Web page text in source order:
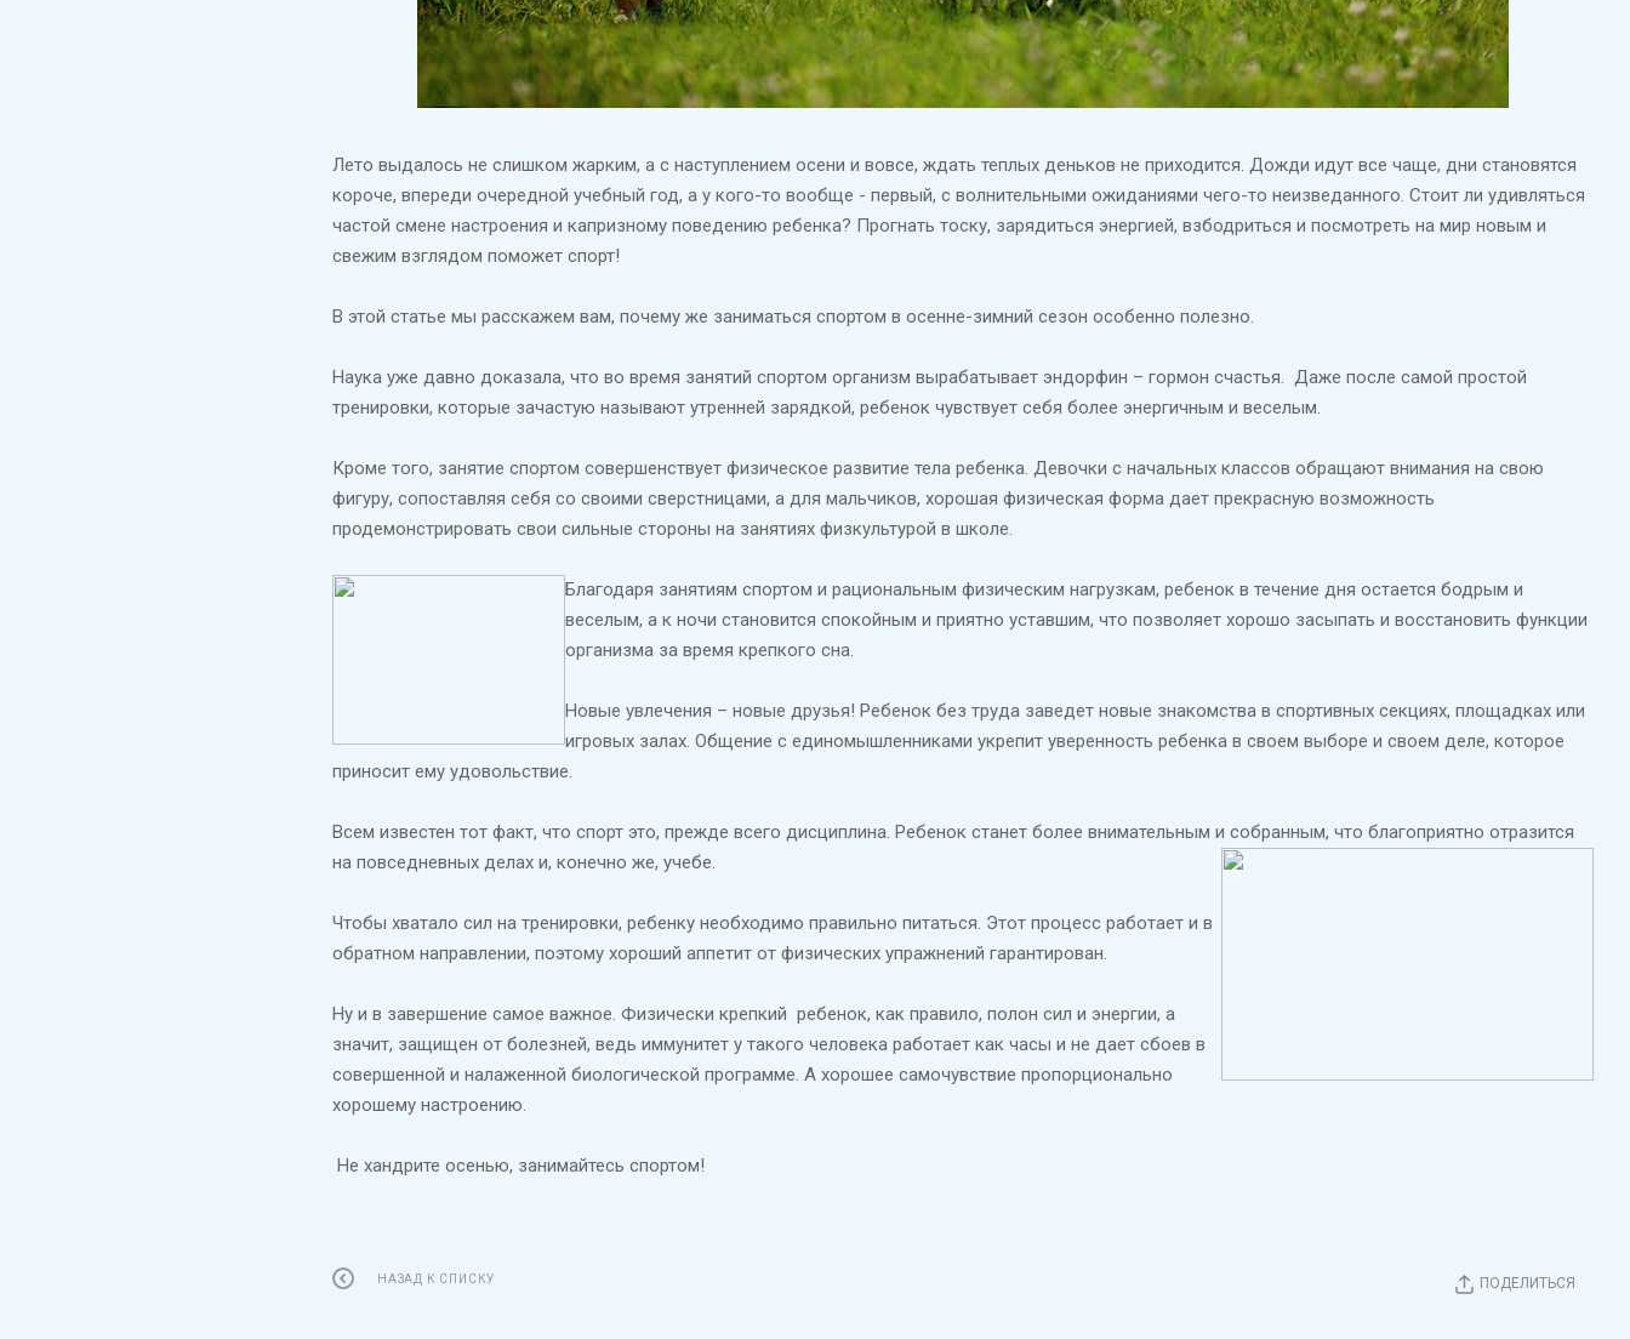
Лето выдалось не слишком жарким, а с наступлением осени и вовсе, ждать теплых деньков не приходится. Дожди идут все чаще, дни становятся
короче, впереди очередной учебный год, а у кого-то вообще - первый, с волнительными ожиданиями чего-то неизведанного. Стоит ли удивляться
частой смене настроения и капризному поведению ребенка? Прогнать тоску, зарядиться энергией, взбодриться и посмотреть на мир новым и
свежим взглядом поможет спорт!
В этой статье мы расскажем вам, почему же заниматься спортом в осенне-зимний сезон особенно полезно.
Наука уже давно доказала, что во время занятий спортом организм вырабатывает эндорфин – гормон счастья. Даже после самой простой
тренировки, которые зачастую называют утренней зарядкой, ребенок чувствует себя более энергичным и веселым.
Кроме того, занятие спортом совершенствует физическое развитие тела ребенка. Девочки с начальных классов обращают внимания на свою
фигуру, сопоставляя себя со своими сверстницами, а для мальчиков, хорошая физическая форма дает прекрасную возможность
продемонстрировать свои сильные стороны на занятиях физкультурой в школе.
Благодаря занятиям спортом и рациональным физическим нагрузкам, ребенок в течение дня остается бодрым и
веселым, а к ночи становится спокойным и приятно уставшим, что позволяет хорошо засыпать и восстановить функции
организма за время крепкого сна.
Новые увлечения – новые друзья! Ребенок без труда заведет новые знакомства в спортивных секциях, площадках или
игровых залах. Общение с единомышленниками укрепит уверенность ребенка в своем выборе и своем деле, которое
приносит ему удовольствие.
Всем известен тот факт, что спорт это, прежде всего дисциплина. Ребенок станет более внимательным и собранным, что благоприятно отразится
на повседневных делах и, конечно же, учебе.
Чтобы хватало сил на тренировки, ребенку необходимо правильно питаться. Этот процесс работает и в
обратном направлении, поэтому хороший аппетит от физических упражнений гарантирован.
Ну и в завершение самое важное. Физически крепкий ребенок, как правило, полон сил и энергии, а
значит, защищен от болезней, ведь иммунитет у такого человека работает как часы и не дает сбоев в
совершенной и налаженной биологической программе. А хорошее самочувствие пропорционально
хорошему настроению.
Не хандрите осенью, занимайтесь спортом!
НАЗАД К СПИСКУ ПОДЕЛИТЬСЯ